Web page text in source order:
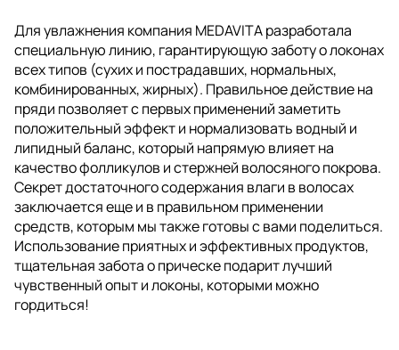
Для увлажнения компания MEDAVITA разработала
специальную линию, гарантирующую заботу о локонах
всех типов (сухих и пострадавших, нормальных,
комбинированных, жирных). Правильное действие на
пряди позволяет с первых применений заметить
положительный эффект и нормализовать водный и
липидный баланс, который напрямую влияет на
качество фолликулов и стержней волосяного покрова.
Секрет достаточного содержания влаги в волосах
заключается еще и в правильном применении
средств, которым мы также готовы с вами поделиться.
Использование приятных и эффективных продуктов,
тщательная забота о прическе подарит лучший
чувственный опыт и локоны, которыми можно
гордиться!